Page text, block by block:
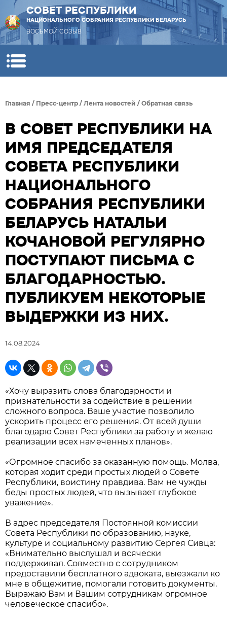
СОВЕТ РЕСПУБЛИКИ
НАЦИОНАЛЬНОГО СОБРАНИЯ РЕСПУБЛИКИ БЕЛАРУСЬ
ВОСЬМОЙ СОЗЫВ
Главная / Пресс-центр / Лента новостей / Обратная связь
В СОВЕТ РЕСПУБЛИКИ НА
ИМЯ ПРЕДСЕДАТЕЛЯ
СОВЕТА РЕСПУБЛИКИ
НАЦИОНАЛЬНОГО
СОБРАНИЯ РЕСПУБЛИКИ
БЕЛАРУСЬ НАТАЛЬИ
КОЧАНОВОЙ РЕГУЛЯРНО
ПОСТУПАЮТ ПИСЬМА С
БЛАГОДАРНОСТЬЮ.
ПУБЛИКУЕМ НЕКОТОРЫЕ
ВЫДЕРЖКИ ИЗ НИХ.
14.08.2024
«Хочу выразить слова благодарности и
признательности за содействие в решении
сложного вопроса. Ваше участие позволило
ускорить процесс его решения. От всей души
благодарю Совет Республики за работу и желаю
реализации всех намеченных планов».
«Огромное спасибо за оказанную помощь. Молва,
которая ходит среди простых людей о Совете
Республики, воистину правдива. Вам не чужды
беды простых людей, что вызывает глубокое
уважение».
В адрес председателя Постоянной комиссии
Совета Республики по образованию, науке,
культуре и социальному развитию Сергея Сивца:
«Внимательно выслушал и всячески
поддерживал. Совместно с сотрудником
предоставили бесплатного адвоката, выезжали ко
мне в общежитие, помогали готовить документы.
Выражаю Вам и Вашим сотрудникам огромное
человеческое спасибо».